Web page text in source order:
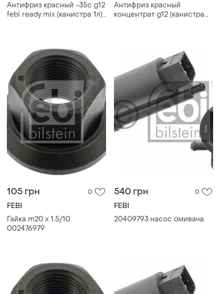
Антифриз красный -35c g12
febi ready mix (канистра 1л)
Антифриз красный
концентрат g12 (канистра
105 грн 0
FEBI
Гайка m20 x 1.5/10
002476979
540 грн 0
FEBI
20409793 насос омивача